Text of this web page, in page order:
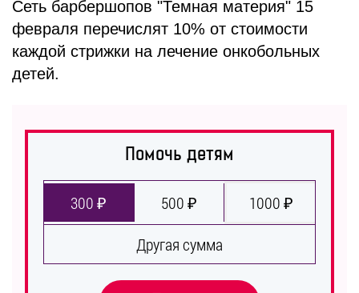
Сеть барбершопов "Темная материя" 15
февраля перечислят 10% от стоимости
каждой стрижки на лечение онкобольных
детей.
Помочь детям
300 ₽ 500 ₽
1000 ₽
Другая сумма